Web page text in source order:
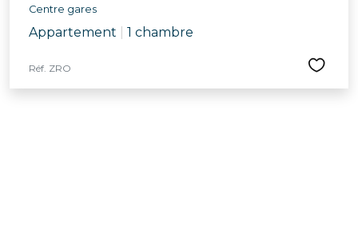
Centre gares
Appartement 1 chambre
Réf. ZRO